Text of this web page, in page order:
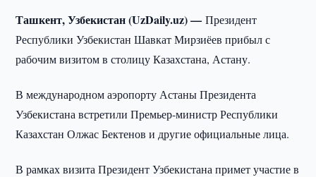
Ташкент, Узбекистан (UzDaily.uz) —Президент
Республики Узбекистан Шавкат Мирзиёев прибыл с
рабочим визитом в столицу Казахстана, Астану.
В международном аэропорту Астаны Президента
Узбекистана встретили Премьер-министр Республики
Казахстан Олжас Бектенов и другие официальные лица.
В рамках визита Президент Узбекистана примет участие в